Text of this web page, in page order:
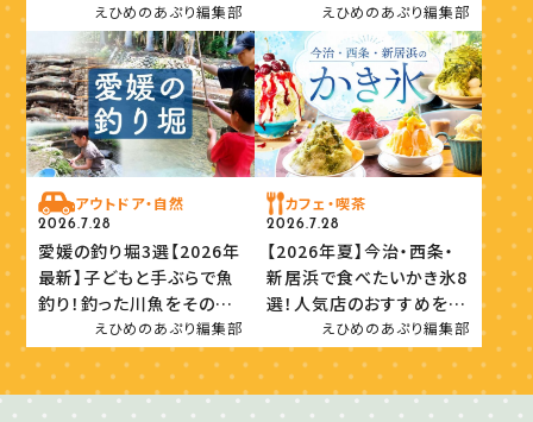
えひめのあぷり編集部 えひめのあぷり編集部
アウトドア・自然
2026.7.28
愛媛の釣り堀3選【2026年
最新】子どもと手ぶらで魚
釣り！釣った川魚をその場
で味わおうえひめのあぷり編集部
カフェ・喫茶
2026.7.28
【2026年夏】今治・西条・
新居浜で食べたいかき氷8
選！人気店のおすすめを紹
えひめのあぷり編集部